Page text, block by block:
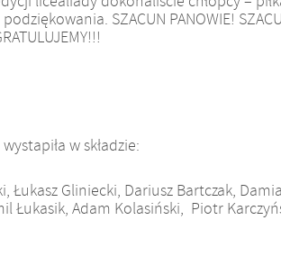
SZACUN PANOWIE!
w składzie:
Łukasz Gliniecki, Dariusz Bartczak,
Łukasik, Adam Kolasiński, Piotr